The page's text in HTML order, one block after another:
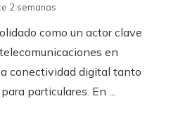
2 semanas
como un actor clave
en
conectividad digital tanto
particulares. En ...